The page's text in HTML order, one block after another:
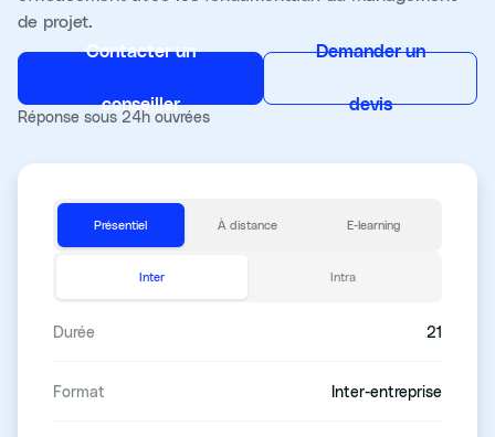
de projet.
Contacter un
conseiller
Demander un
devis
Réponse sous 24h ouvrées
Présentiel À distance E-learning
Inter Intra
Durée 21
Format Inter-entreprise